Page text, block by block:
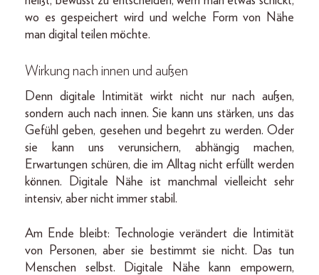
wo es gespeichert wird und welche Form von Nähe
man digital teilen möchte.
Wirkung nach innen und außen
Denn digitale Intimität wirkt nicht nur nach außen,
sondern auch nach innen. Sie kann uns stärken, uns das
Gefühl geben, gesehen und begehrt zu werden. Oder
sie kann uns verunsichern, abhängig machen,
Erwartungen schüren, die im Alltag nicht erfüllt werden
können. Digitale Nähe ist manchmal vielleicht sehr
intensiv, aber nicht immer stabil.
Am Ende bleibt: Technologie verändert die Intimität
von Personen, aber sie bestimmt sie nicht. Das tun
Menschen selbst. Digitale Nähe kann empowern,